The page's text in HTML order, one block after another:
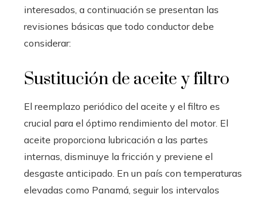
interesados, a continuación se presentan las
revisiones básicas que todo conductor debe
considerar:
Sustitución de aceite y filtro
El reemplazo periódico del aceite y el filtro es
crucial para el óptimo rendimiento del motor. El
aceite proporciona lubricación a las partes
internas, disminuye la fricción y previene el
desgaste anticipado. En un país con temperaturas
elevadas como Panamá, seguir los intervalos